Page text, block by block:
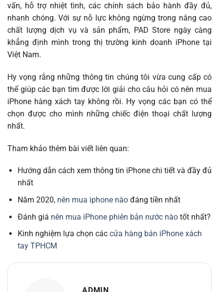
vấn, hỗ trợ nhiệt tình, các chính sách bảo hành đầy đủ,
nhanh chóng. Với sự nỗ lực không ngừng trong nâng cao
chất lượng dịch vụ và sản phẩm, PAD Store ngày càng
khẳng định mình trong thị trường kinh doanh iPhone tại
Việt Nam.
Hy vọng rằng những thông tin chúng tôi vừa cung cấp có
thể giúp các bạn tìm được lời giải cho câu hỏi có nên mua
iPhone hàng xách tay không rồi. Hy vọng các bạn có thể
chọn được cho mình những chiếc điện thoại chất lượng
nhất.
Tham khảo thêm bài viết liên quan:
Hướng dẫn cách xem thông tin iPhone chi tiết và đầy đủ
nhất
Năm 2020, nên mua iphone nàođáng tiền nhất
Đánh giá nên mua iPhone phiên bản nước nàotốt nhất?
Kinh nghiệm lựa chọn các cửa hàng bán iPhone xách
tay TPHCM